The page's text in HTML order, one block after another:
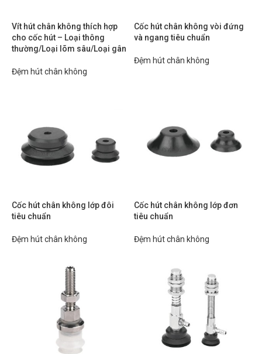
Vít hút chân không thích hợp
cho cốc hút – Loại thông
thường/Loại lõm sâu/Loại gân
Đệm hút chân không
Cốc hút chân không vòi đứng
và ngang tiêu chuẩn
Đệm hút chân không
Cốc hút chân không lớp đôi
tiêu chuẩn
Đệm hút chân không
Cốc hút chân không lớp đơn
tiêu chuẩn
Đệm hút chân không